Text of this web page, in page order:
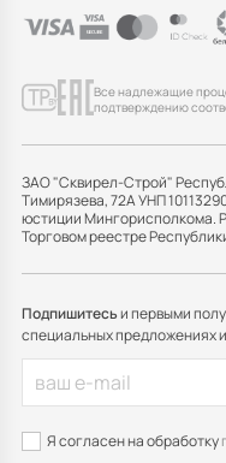
Все надлежащие
подтверждению
ЗАО "Сквирел-Строй"
Тимирязева, 72А УНП
юстиции Мингорисполкома.
Торговом реестре
Подпишитесьи первыми
специальных предложениях
Я согласен на обработку